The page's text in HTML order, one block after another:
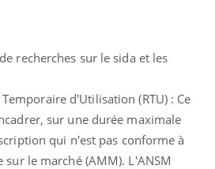
recherches sur le sida et les
d'Utilisation (RTU) : Ce
sur une durée maximale
qui n'est pas conforme à
le marché (AMM). L'ANSM